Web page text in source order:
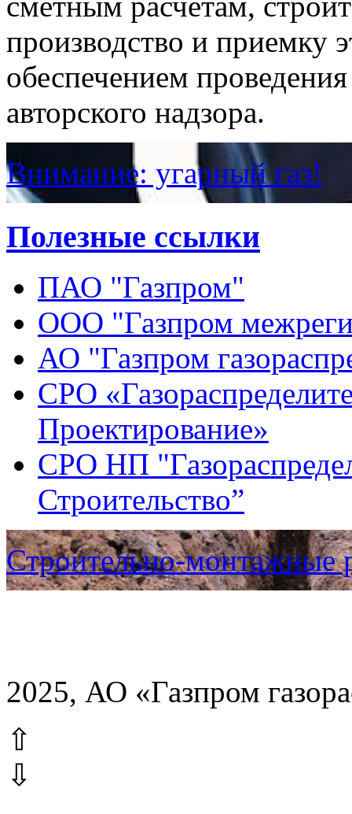
производство и приемку
обеспечением
авторского надзора.
Внимание: угарный газ!
Полезные ссылки
ПАО "Газпром"
ООО "Газпром
АО "Газпром
СРО
Проектирование»
СРО НП
Строительство”
Строительно-монтажные
2025, АО «Газпром
⇧
⇩